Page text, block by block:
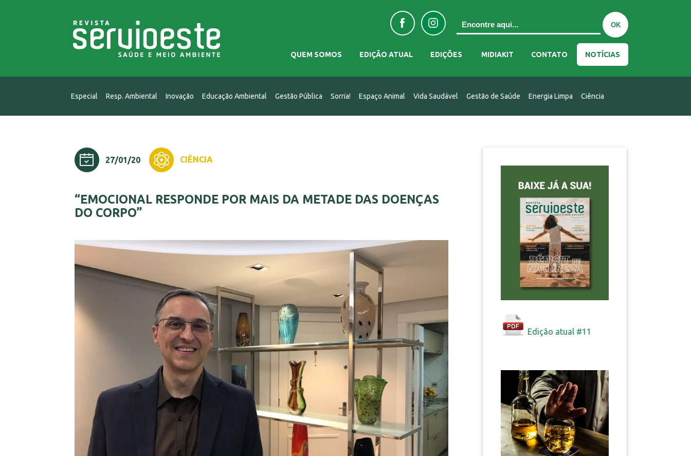
QUEM SOMOS EDIÇÃO ATUAL EDIÇÕES MIDIAKIT CONTATO NOTÍCIAS
Especial Resp. Ambiental Inovação Educação Ambiental Gestão Pública Sorria! Espaço Animal Vida Saudável Gestão de Saúde Energia Limpa Ciência
27/01/20
“EMOCIONAL RESPONDE POR MAIS DA METADE DAS DOENÇAS
DO CORPO”
CIÊNCIA
Edição atual #11